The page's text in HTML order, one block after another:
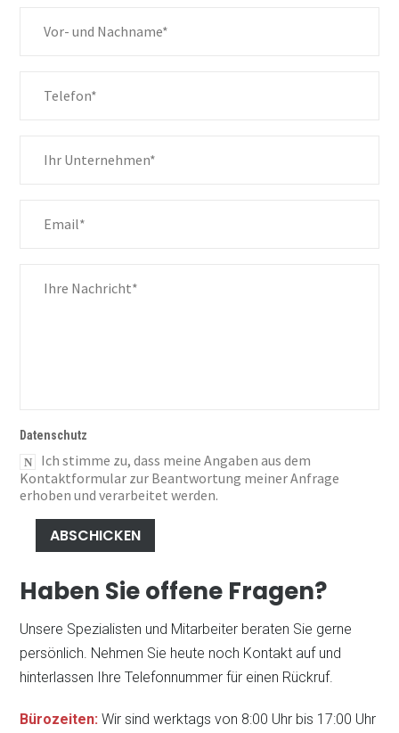
Roboter Automatisierung
Sonder-maschinen
Arbeitsplatz-Systeme
Datenschutz
Ich stimme zu, dass meine Angaben aus dem
Kontaktformular zur Beantwortung meiner Anfrage
erhoben und verarbeitet werden.
ABSCHICKEN
Haben Sie offene Fragen?
Unsere Spezialisten und Mitarbeiter beraten Sie gerne
persönlich. Nehmen Sie heute noch Kontakt auf und
hinterlassen Ihre Telefonnummer für einen Rückruf.
Bürozeiten: Wir sind werktags von 8:00 Uhr bis 17:00 Uhr